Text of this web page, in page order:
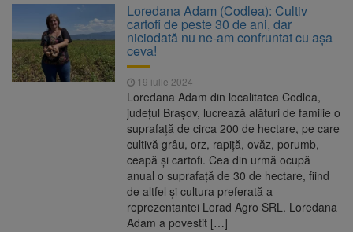
Loredana Adam (Codlea): Cultiv
cartofi de peste 30 de ani, dar
niciodată nu ne-am confruntat cu așa
ceva!
19 iulie 2024
Loredana Adam din localitatea Codlea,
județul Brașov, lucrează alături de familie o
suprafață de circa 200 de hectare, pe care
cultivă grâu, orz, rapiță, ovăz, porumb,
ceapă și cartofi. Cea din urmă ocupă
anual o suprafață de 30 de hectare, fiind
de altfel și cultura preferată a
reprezentantei Lorad Agro SRL. Loredana
Adam a povestit […]